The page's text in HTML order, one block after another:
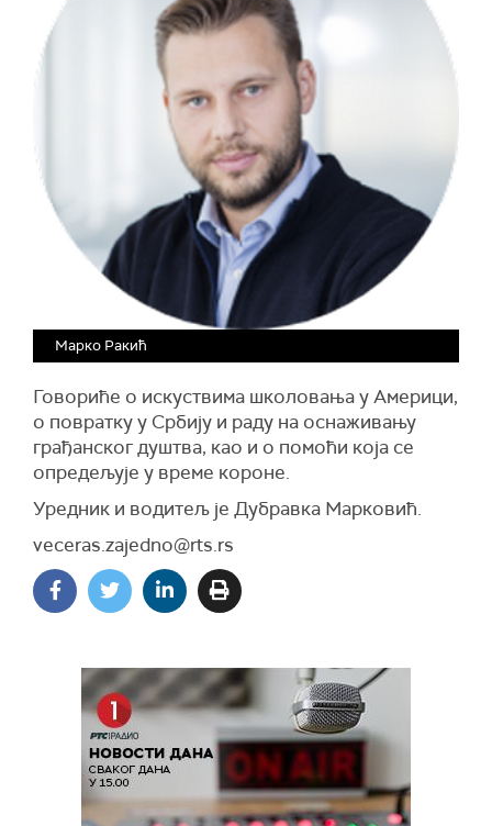
Марко Ракић
Говориће о искуствима школовања у Америци,
о повратку у Србију и раду на оснаживању
грађанског душтва, као и о помоћи која се
опредељује у време короне.
Уредник и водитељ је Дубравка Марковић.
veceras.zajedno@rts.rs